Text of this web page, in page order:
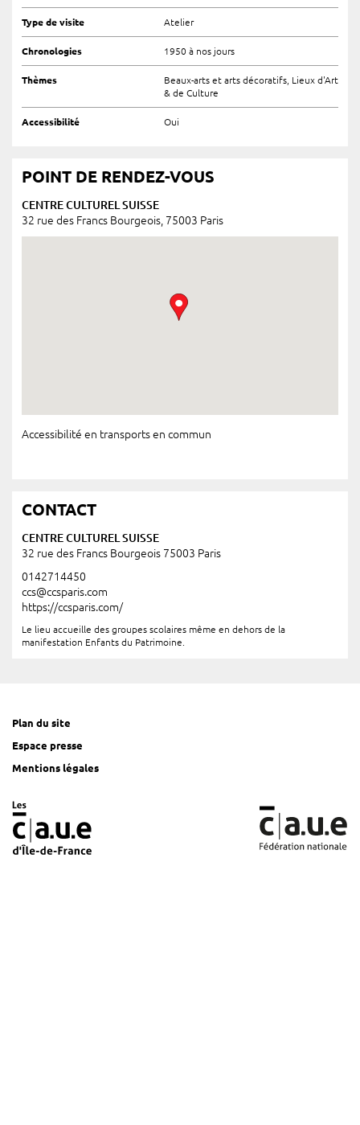
Type de visite Atelier
Chronologies 1950 à nos jours
Thèmes
Beaux-arts et arts décoratifs, Lieux d'Art
& de Culture
Accessibilité Oui
POINT DE RENDEZ-VOUS
CENTRE CULTUREL SUISSE
32 rue des Francs Bourgeois, 75003 Paris
Accessibilité en transports en commun
CONTACT
CENTRE CULTUREL SUISSE
32 rue des Francs Bourgeois 75003 Paris
0142714450
ccs@ccsparis.com
https://ccsparis.com/
Le lieu accueille des groupes scolaires même en dehors de la
manifestation Enfants du Patrimoine.
Plan du site
Espace presse
Mentions légales